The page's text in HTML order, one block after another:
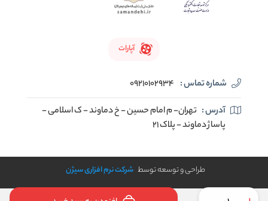
آپارات
شماره تماس : 09210102934
آدرس : تهران- م امام حسین - خ دماوند - ک اسلامی -
پاساژ دماوند - پلاک 21
طراحی و توسعه توسط شرکت نرم افزاری سیژن